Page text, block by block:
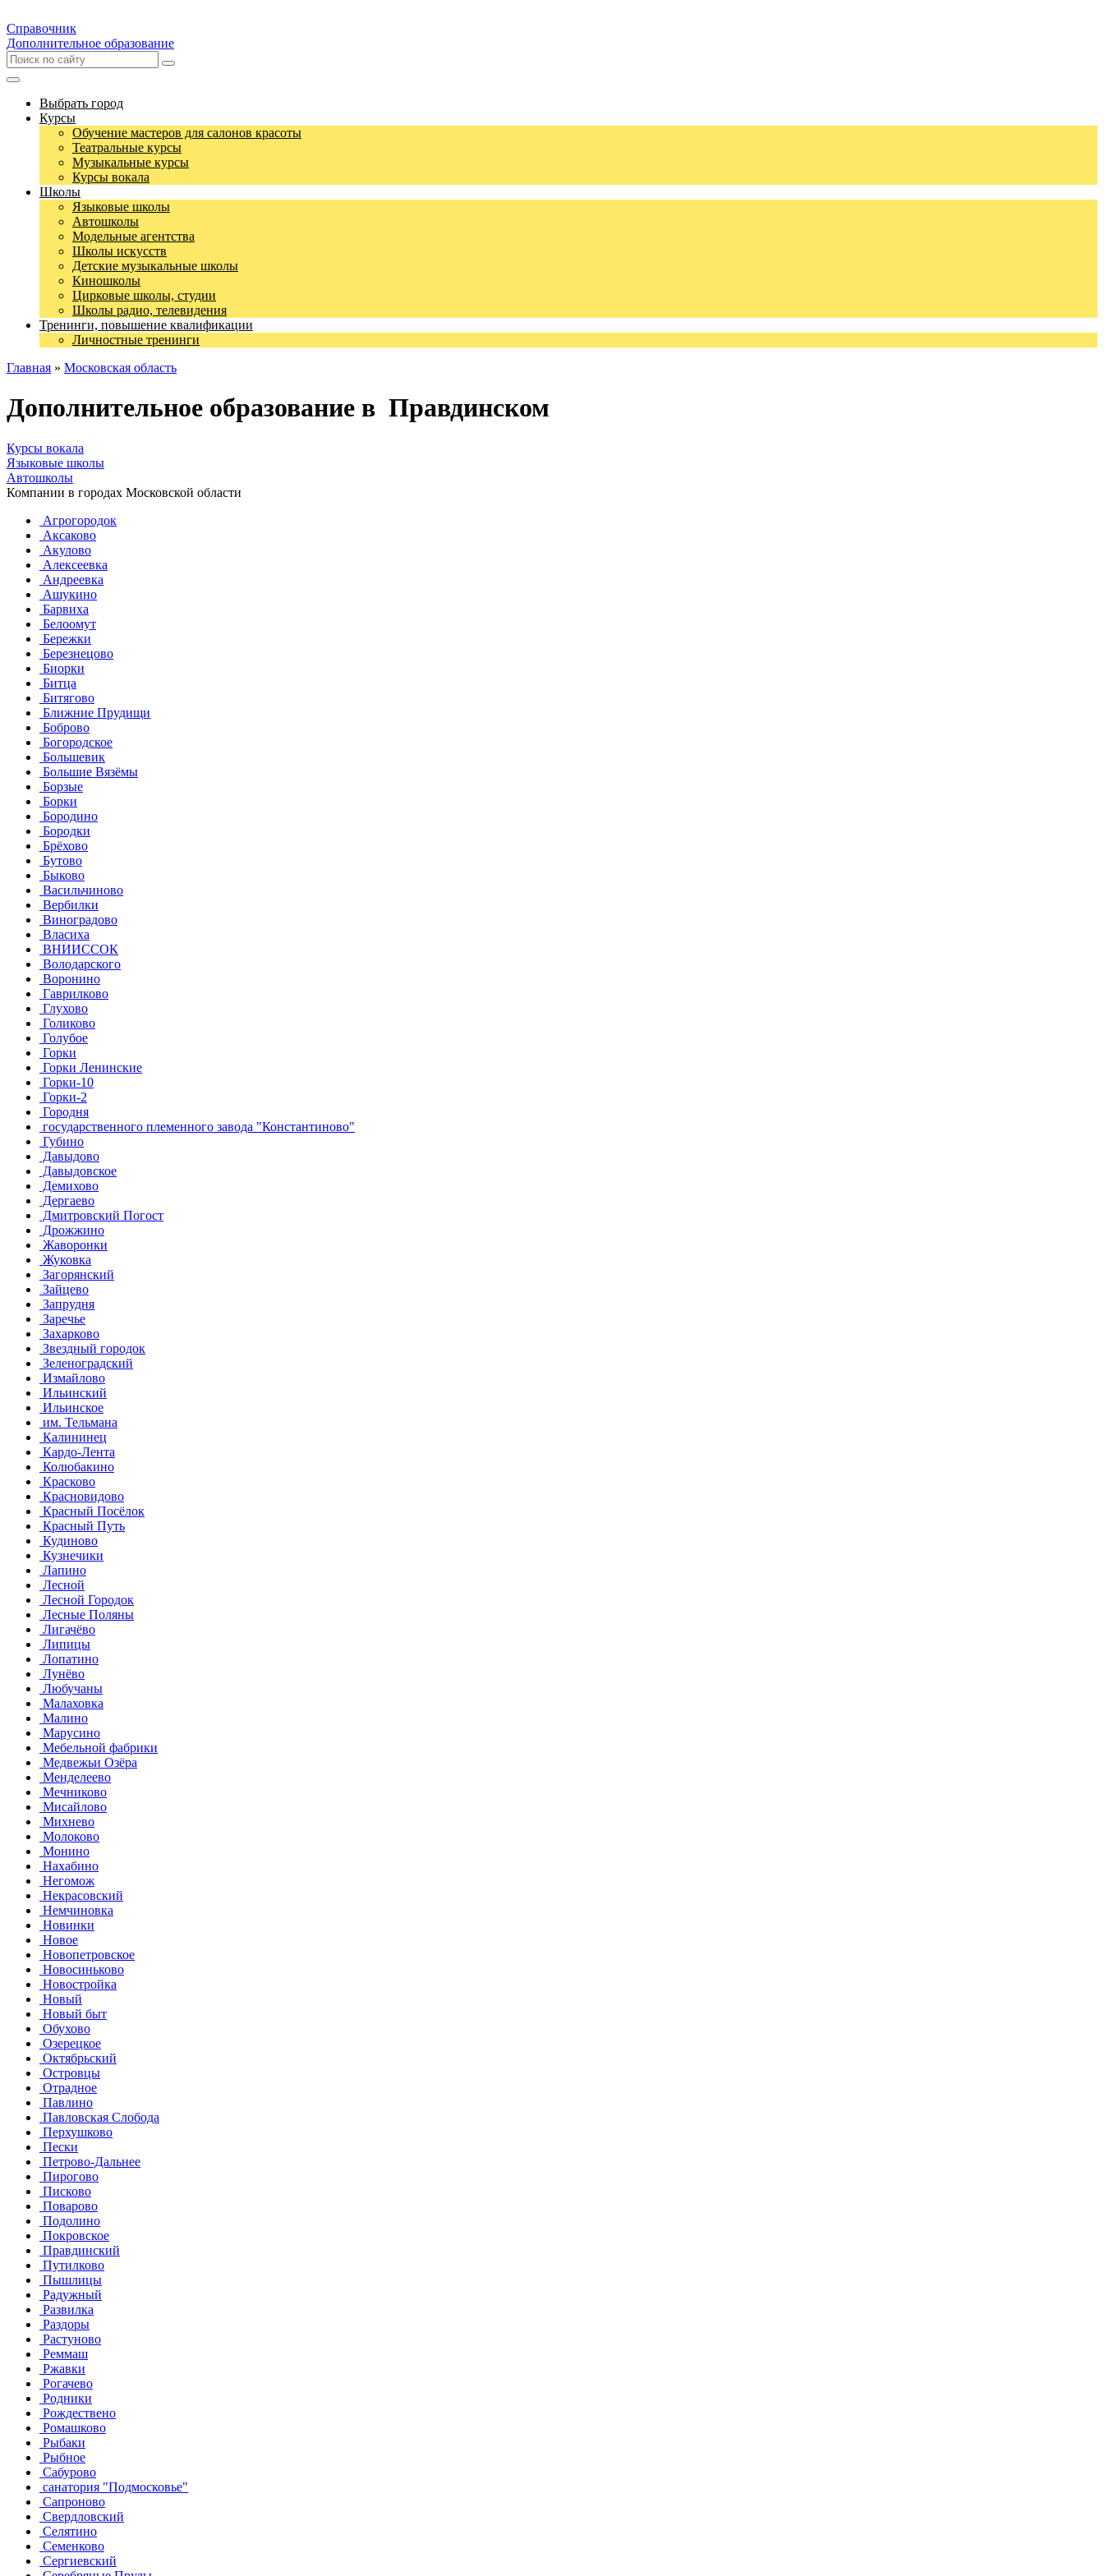
Справочник
Дополнительное образование
Выбрать город
Курсы
Обучение мастеров для салонов красоты
Театральные курсы
Музыкальные курсы
Курсы вокала
Школы
Языковые школы
Автошколы
Модельные агентства
Школы искусств
Детские музыкальные школы
Киношколы
Цирковые школы, студии
Школы радио, телевидения
Тренинги, повышение квалификации
Личностные тренинги
Главная » Московская область
Дополнительное образование в Правдинском
Курсы вокала
Языковые школы
Автошколы
Компании в городах Московской области
Агрогородок
Аксаково
Акулово
Алексеевка
Андреевка
Ашукино
Барвиха
Белоомут
Бережки
Березнецово
Биорки
Битца
Битягово
Ближние Прудищи
Боброво
Богородское
Большевик
Большие Вязёмы
Борзые
Борки
Бородино
Бородки
Брёхово
Бутово
Быково
Васильчиново
Вербилки
Виноградово
Власиха
ВНИИССОК
Володарского
Воронино
Гаврилково
Глухово
Голиково
Голубое
Горки
Горки Ленинские
Горки-10
Горки-2
Городня
государственного племенного завода "Константиново"
Губино
Давыдово
Давыдовское
Демихово
Дергаево
Дмитровский Погост
Дрожжино
Жаворонки
Жуковка
Загорянский
Зайцево
Запрудня
Заречье
Захарково
Звездный городок
Зеленоградский
Измайлово
Ильинский
Ильинское
им. Тельмана
Калининец
Кардо-Лента
Колюбакино
Красково
Красновидово
Красный Посёлок
Красный Путь
Кудиново
Кузнечики
Лапино
Лесной
Лесной Городок
Лесные Поляны
Лигачёво
Липицы
Лопатино
Лунёво
Любучаны
Малаховка
Малино
Марусино
Мебельной фабрики
Медвежьи Озёра
Менделеево
Мечниково
Мисайлово
Михнево
Молоково
Монино
Нахабино
Негомож
Некрасовский
Немчиновка
Новинки
Новое
Новопетровское
Новосиньково
Новостройка
Новый
Новый быт
Обухово
Озерецкое
Октябрьский
Островцы
Отрадное
Павлино
Павловская Слобода
Перхушково
Пески
Петрово-Дальнее
Пирогово
Писково
Поварово
Подолино
Покровское
Правдинский
Путилково
Пышлицы
Радужный
Развилка
Раздоры
Растуново
Реммаш
Ржавки
Рогачево
Родники
Рождествено
Ромашково
Рыбаки
Рыбное
Сабурово
санатория "Подмосковье"
Сапроново
Свердловский
Селятино
Семенково
Сергиевский